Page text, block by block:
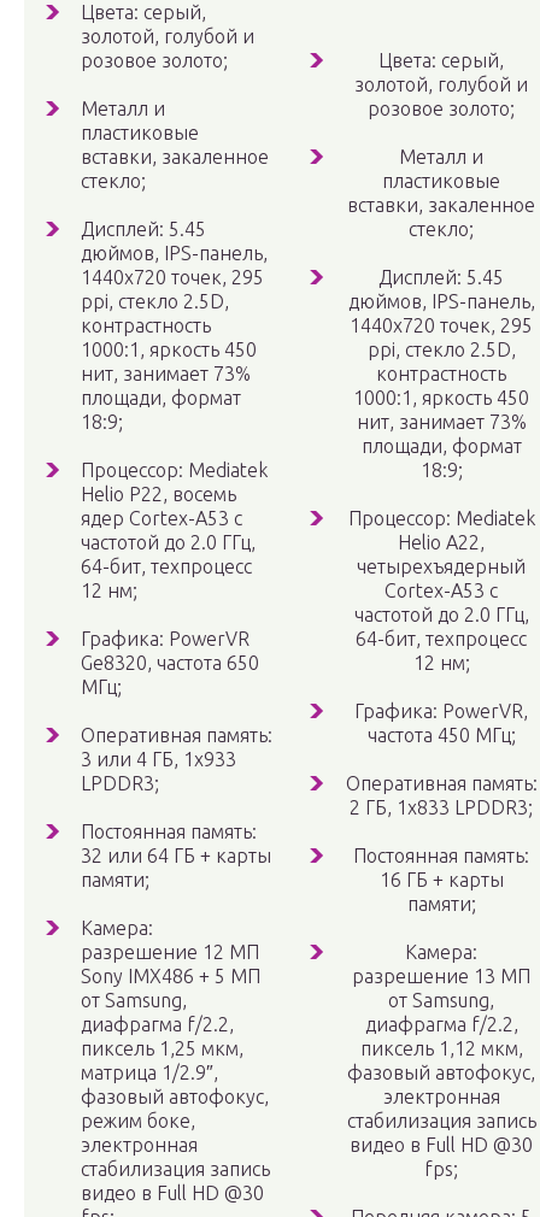
Цвета: серый,
золотой, голубой и
розовое золото;
Металл и
пластиковые
вставки, закаленное
стекло;
Дисплей: 5.45
дюймов, IPS-панель,
1440х720 точек, 295
ppi, стекло 2.5D,
контрастность
1000:1, яркость 450
нит, занимает 73%
площади, формат
18:9;
Процессор: Mediatek
Helio P22, восемь
ядер Cortex-A53 с
частотой до 2.0 ГГц,
64-бит, техпроцесс
12 нм;
Графика: PowerVR
Ge8320, частота 650
МГц;
Оперативная память:
3 или 4 ГБ, 1х933
LPDDR3;
Постоянная память:
32 или 64 ГБ + карты
памяти;
Камера:
разрешение 12 МП
Sony IMX486 + 5 МП
от Samsung,
диафрагма f/2.2,
пиксель 1,25 мкм,
матрица 1/2.9″,
фазовый автофокус,
режим боке,
электронная
стабилизация запись
видео в Full HD @30
Цвета: серый,
золотой, голубой и
розовое золото;
Металл и
пластиковые
вставки, закаленное
стекло;
Дисплей: 5.45
дюймов, IPS-панель,
1440х720 точек, 295
ppi, стекло 2.5D,
контрастность
1000:1, яркость 450
нит, занимает 73%
площади, формат
18:9;
Процессор: Mediatek
Helio A22,
четырехъядерный
Cortex-A53 с
частотой до 2.0 ГГц,
64-бит, техпроцесс
12 нм;
Графика: PowerVR,
частота 450 МГц;
Оперативная память:
2 ГБ, 1х833 LPDDR3;
Постоянная память:
16 ГБ + карты
памяти;
Камера:
разрешение 13 МП
от Samsung,
диафрагма f/2.2,
пиксель 1,12 мкм,
фазовый автофокус,
электронная
стабилизация запись
видео в Full HD @30
fps;